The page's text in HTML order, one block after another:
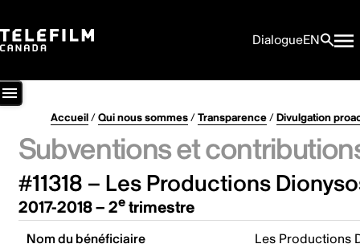
DialogueEN
Accueil/Qui nous sommes/Transparence/Divulgation
Subventions et
#11318 – Les Productions
2017-2018 – 2etrimestre
Nom du bénéficiaire Les Productions